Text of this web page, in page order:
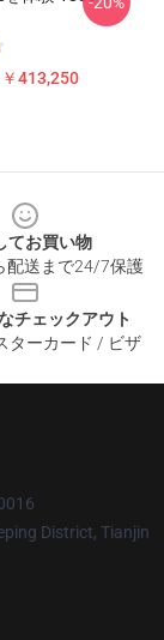
413,250
てお買い物
配送まで24/7保護
チェックアウト
ターカード / ビザ
District, Tianjin